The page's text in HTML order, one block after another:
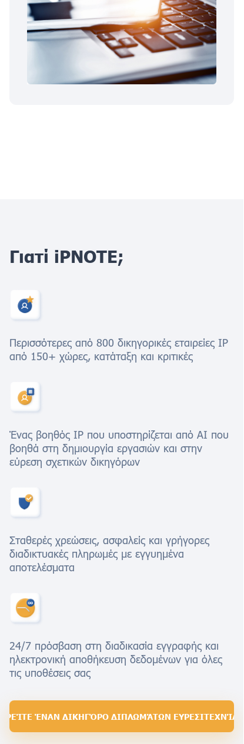
Γιατί iPNOTE;
Περισσότερες από 800 δικηγορικές εταιρείες IP
από 150+ χώρες, κατάταξη και κριτικές
Ένας βοηθός IP που υποστηρίζεται από AI που
βοηθά στη δημιουργία εργασιών και στην
εύρεση σχετικών δικηγόρων
Σταθερές χρεώσεις, ασφαλείς και γρήγορες
διαδικτυακές πληρωμές με εγγυημένα
αποτελέσματα
24/7 πρόσβαση στη διαδικασία εγγραφής και
ηλεκτρονική αποθήκευση δεδομένων για όλες
τις υποθέσεις σας
ΒΡΕΊΤΕ ΈΝΑΝ ΔΙΚΗΓΌΡΟ ΔΙΠΛΩΜΆΤΩΝ ΕΥΡΕΣΙΤΕΧΝΊΑΣ